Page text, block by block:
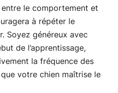
entre le comportement et
à répéter le
Soyez généreux avec
de l’apprentissage,
la fréquence des
votre chien maîtrise le